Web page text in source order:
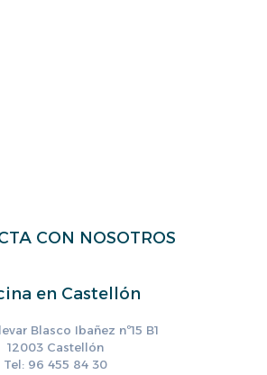
CON NOSOTROS
en Castellón
Blasco Ibañez nº15 B1
12003 Castellón
Tel: 96 455 84 30